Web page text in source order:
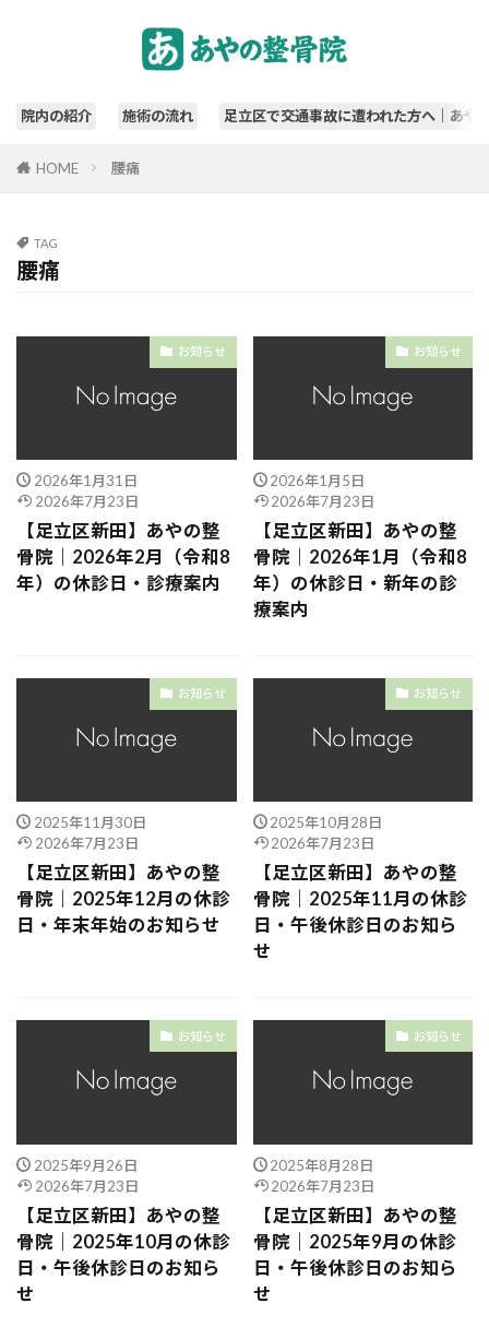
院内の紹介 施術の流れ 足立区で交通事故に遭われた方へ｜あや
HOME 腰痛
TAG
腰痛
お知らせ
2026年1月31日
2026年7月23日
【足立区新田】あやの整
骨院｜2026年2月（令和8
年）の休診日・診療案内
お知らせ
2026年1月5日
2026年7月23日
【足立区新田】あやの整
骨院｜2026年1月（令和8
年）の休診日・新年の診
療案内
お知らせ
2025年11月30日
2026年7月23日
【足立区新田】あやの整
骨院｜2025年12月の休診
日・年末年始のお知らせ
お知らせ
2025年10月28日
2026年7月23日
【足立区新田】あやの整
骨院｜2025年11月の休診
日・午後休診日のお知ら
せ
お知らせ
2025年9月26日
2026年7月23日
【足立区新田】あやの整
骨院｜2025年10月の休診
日・午後休診日のお知ら
せ
お知らせ
2025年8月28日
2026年7月23日
【足立区新田】あやの整
骨院｜2025年9月の休診
日・午後休診日のお知ら
せ